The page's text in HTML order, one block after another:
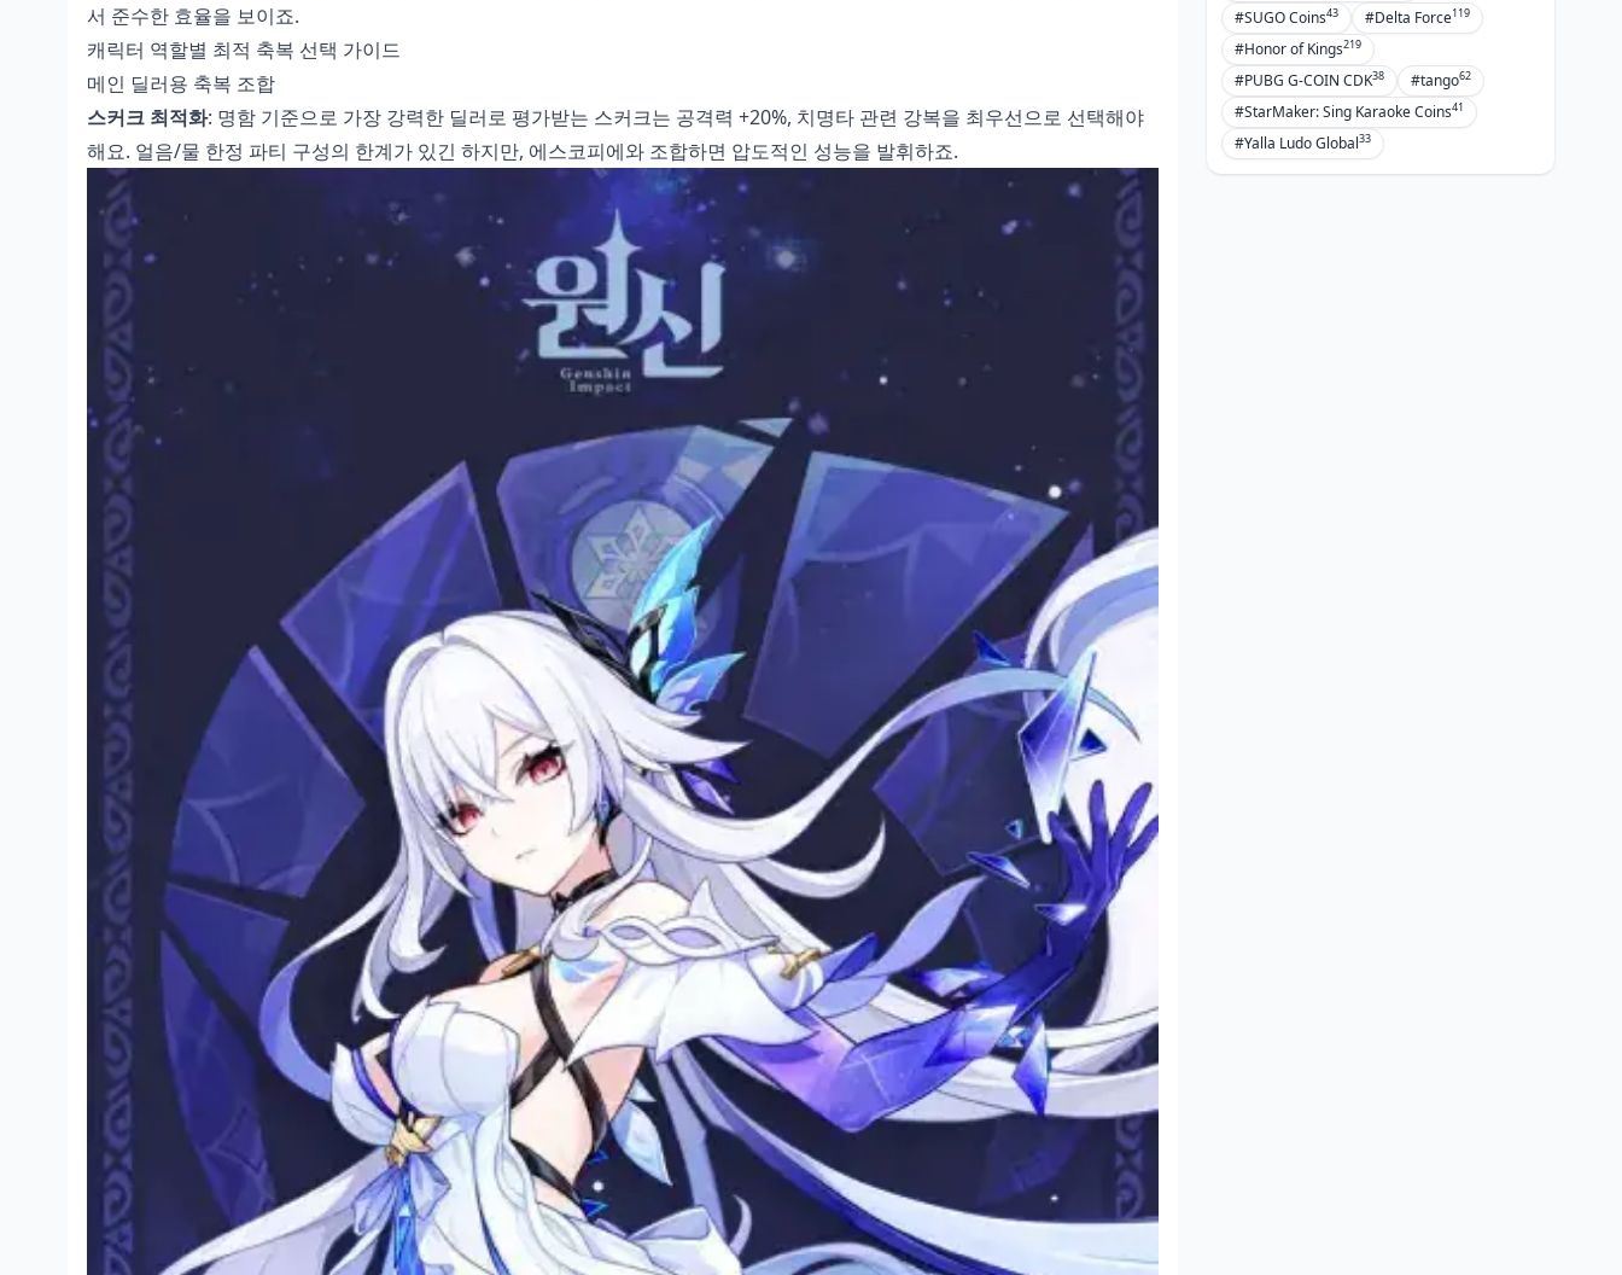
서 준수한 효율을 보이죠.
캐릭터 역할별 최적 축복 선택 가이드
메인 딜러용 축복 조합
스커크 최적화: 명함 기준으로 가장 강력한 딜러로 평가받는 스커크는 공격력 +20%, 치명타 관련 강복을 최우선으로 선택해야
해요. 얼음/물 한정 파티 구성의 한계가 있긴 하지만, 에스코피에와 조합하면 압도적인 성능을 발휘하죠.
#SUGO Coins43 #Delta Force119
#Honor of Kings219
#PUBG G-COIN CDK38 #tango62
#StarMaker: Sing Karaoke Coins41
#Yalla Ludo Global33